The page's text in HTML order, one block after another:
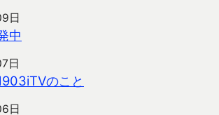
日
中
日
のこと
日